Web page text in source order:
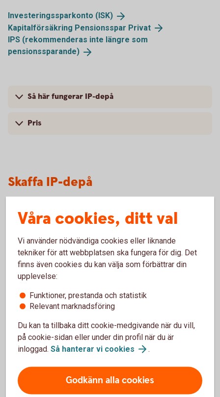
Investeringssparkonto (ISK)
Kapitalförsäkring Pensionsspar Privat
IPS (rekommenderas inte längre som
pensionssparande)
Så här fungerar IP-depå
Pris
Skaffa IP-depå
Besök oss
Välkommen till ett av våra kontor så hjälper vi dig.
Hitta ditt bankkontor
Ring oss
Måndag-fredag 8-20, lördag-söndag 10-16.
När du ringer till oss identifierar du dig med BankID.
Ring 0771-12 20 00
Våra cookies, ditt val
Vi använder nödvändiga cookies eller liknande
tekniker för att webbplatsen ska fungera för dig. Det
finns även cookies du kan välja som förbättrar din
upplevelse:
Funktioner, prestanda och statistik
Relevant marknadsföring
Du kan ta tillbaka ditt cookie-medgivande när du vill,
på cookie-sidan eller under din profil när du är
inloggad. Så hanterar vi cookies .
Godkänn alla cookies